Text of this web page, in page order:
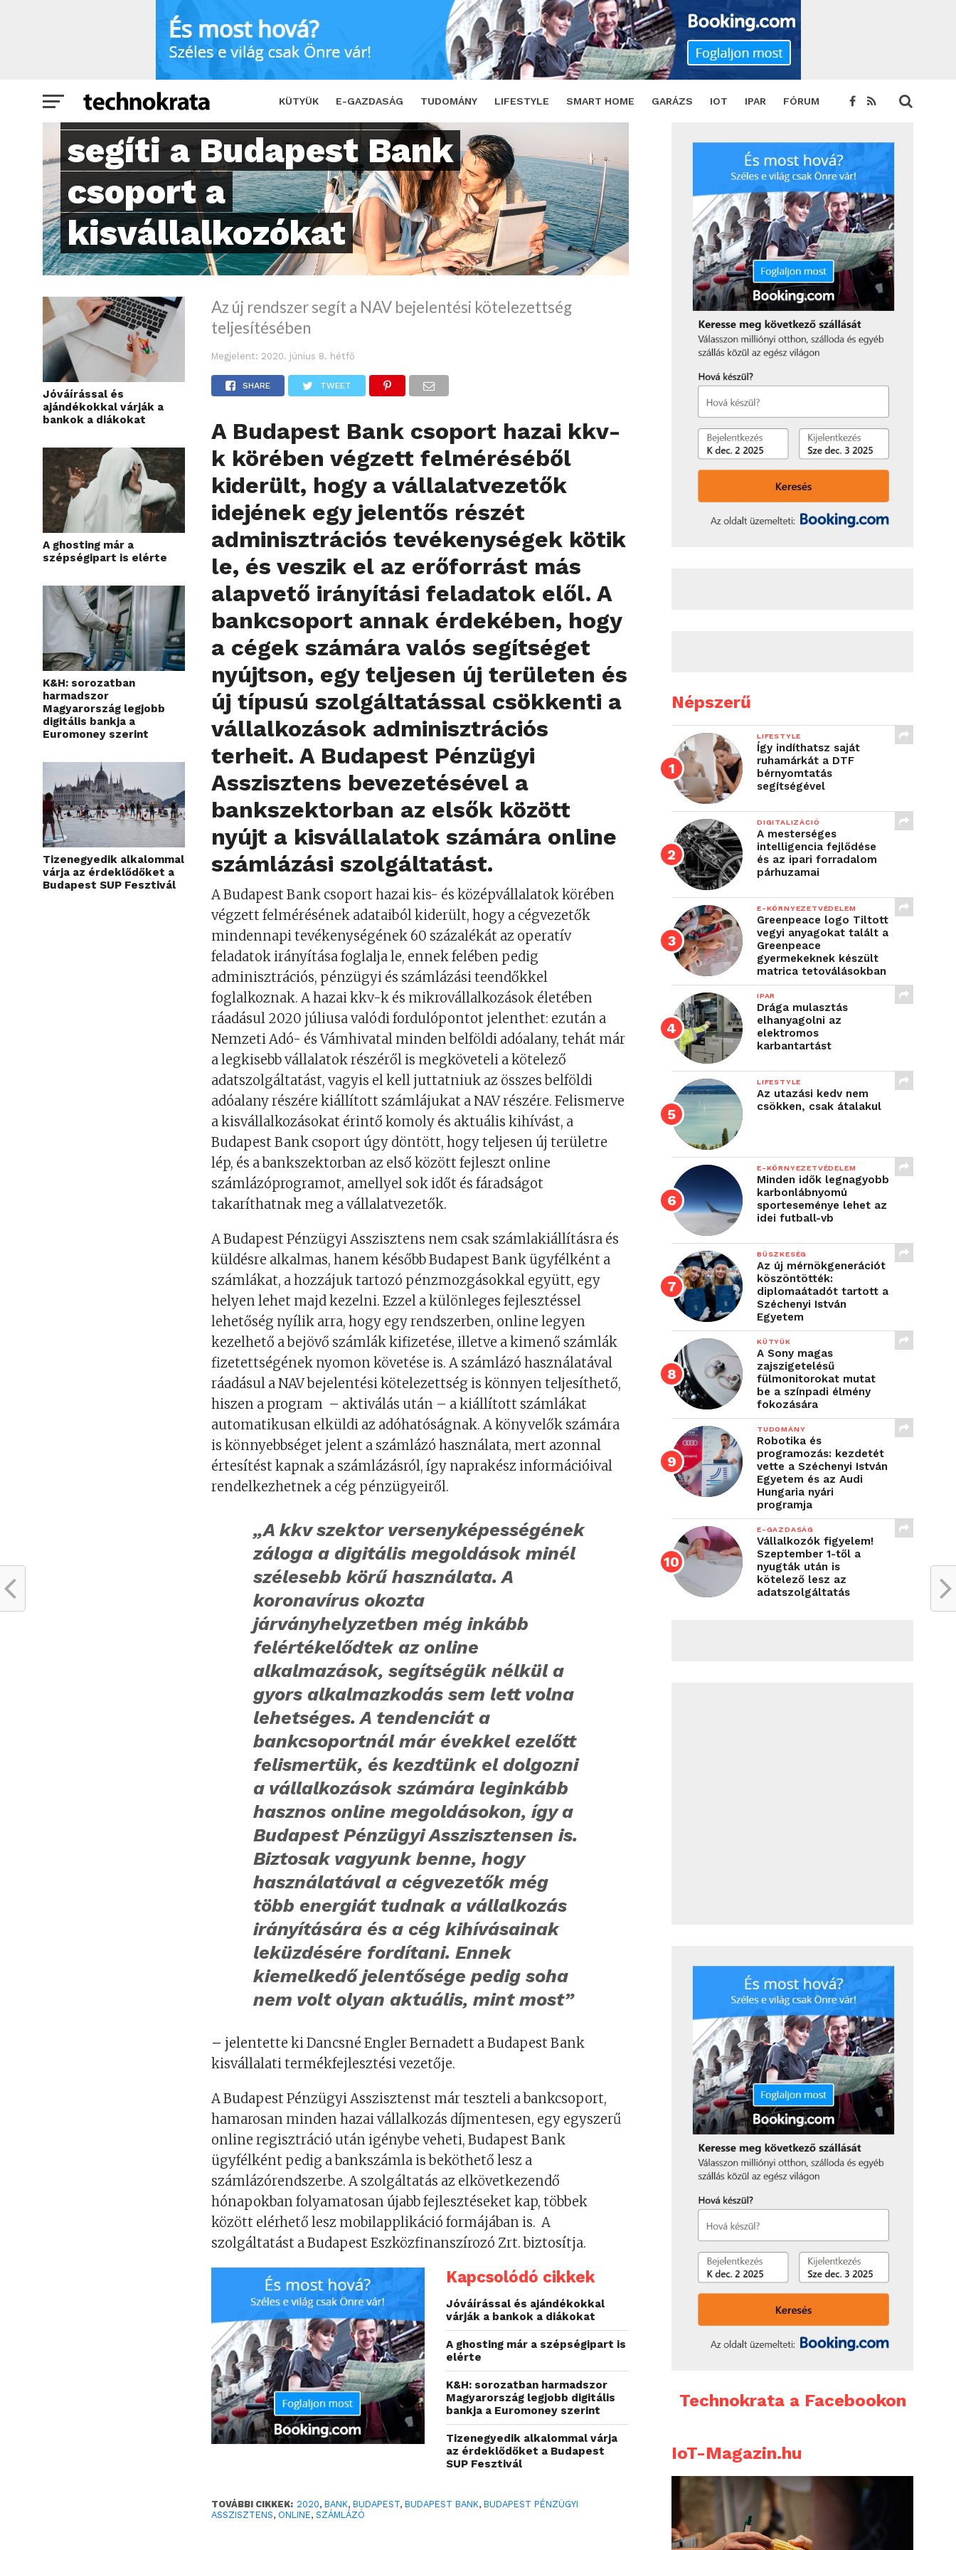
KÜTYÜK E-GAZDASÁG TUDOMÁNY LIFESTYLE SMART HOME GARÁZS IOT IPAR FÓRUM
Online számálázóval segíti a Budapest Bank csoport a kisvállalkozókat SHARE TWEET
Online számálázóval
segíti a Budapest Bank
csoport a
kisvállalkozókat
Jóváírással és
ajándékokkal várják a
bankok a diákokat
A ghosting már a
szépségipart is elérte
K&H: sorozatban
harmadszor
Magyarország legjobb
digitális bankja a
Euromoney szerint
Tizenegyedik alkalommal
várja az érdeklődőket a
Budapest SUP Fesztivál
Az új rendszer segít a NAV bejelentési kötelezettség
teljesítésében
Megjelent: 2020. június 8. hétfő
SHARE TWEET
A Budapest Bank csoport hazai kkv-
k körében végzett felméréséből
kiderült, hogy a vállalatvezetők
idejének egy jelentős részét
adminisztrációs tevékenységek kötik
le, és veszik el az erőforrást más
alapvető irányítási feladatok elől. A
bankcsoport annak érdekében, hogy
a cégek számára valós segítséget
nyújtson, egy teljesen új területen és
új típusú szolgáltatással csökkenti a
vállalkozások adminisztrációs
terheit. A Budapest Pénzügyi
Asszisztens bevezetésével a
bankszektorban az elsők között
nyújt a kisvállalatok számára online
számlázási szolgáltatást.
A Budapest Bank csoport hazai kis- és középvállalatok körében
végzett felmérésének adataiból kiderült, hogy a cégvezetők
mindennapi tevékenységének 60 százalékát az operatív
feladatok irányítása foglalja le, ennek felében pedig
adminisztrációs, pénzügyi és számlázási teendőkkel
foglalkoznak. A hazai kkv-k és mikrovállalkozások életében
ráadásul 2020 júliusa valódi fordulópontot jelenthet: ezután a
Nemzeti Adó- és Vámhivatal minden belföldi adóalany, tehát már
a legkisebb vállalatok részéről is megköveteli a kötelező
adatszolgáltatást, vagyis el kell juttatniuk az összes belföldi
adóalany részére kiállított számlájukat a NAV részére. Felismerve
a kisvállalkozásokat érintő komoly és aktuális kihívást, a
Budapest Bank csoport úgy döntött, hogy teljesen új területre
lép, és a bankszektorban az első között fejleszt online
számlázóprogramot, amellyel sok időt és fáradságot
takaríthatnak meg a vállalatvezetők.
A Budapest Pénzügyi Asszisztens nem csak számlakiállításra és
küldésre alkalmas, hanem később Budapest Bank ügyfélként a
számlákat, a hozzájuk tartozó pénzmozgásokkal együtt, egy
helyen lehet majd kezelni. Ezzel a különleges fejlesztéssel
lehetőség nyílik arra, hogy egy rendszerben, online legyen
kezelhető a bejövő számlák kifizetése, illetve a kimenő számlák
fizetettségének nyomon követése is. A számlázó használatával
ráadásul a NAV bejelentési kötelezettség is könnyen teljesíthető,
hiszen a program – aktiválás után – a kiállított számlákat
automatikusan elküldi az adóhatóságnak. A könyvelők számára
is könnyebbséget jelent a számlázó használata, mert azonnal
értesítést kapnak a számlázásról, így naprakész információival
rendelkezhetnek a cég pénzügyeiről.
„A kkv szektor versenyképességének
záloga a digitális megoldások minél
szélesebb körű használata. A
koronavírus okozta
járványhelyzetben még inkább
felértékelődtek az online
alkalmazások, segítségük nélkül a
gyors alkalmazkodás sem lett volna
lehetséges. A tendenciát a
bankcsoportnál már évekkel ezelőtt
felismertük, és kezdtünk el dolgozni
a vállalkozások számára leginkább
hasznos online megoldásokon, így a
Budapest Pénzügyi Asszisztensen is.
Biztosak vagyunk benne, hogy
használatával a cégvezetők még
több energiát tudnak a vállalkozás
irányítására és a cég kihívásainak
leküzdésére fordítani. Ennek
kiemelkedő jelentősége pedig soha
nem volt olyan aktuális, mint most”
– jelentette ki Dancsné Engler Bernadett a Budapest Bank
kisvállalati termékfejlesztési vezetője.
A Budapest Pénzügyi Asszisztenst már teszteli a bankcsoport,
hamarosan minden hazai vállalkozás díjmentesen, egy egyszerű
online regisztráció után igénybe veheti, Budapest Bank
ügyfélként pedig a bankszámla is beköthető lesz a
számlázórendszerbe. A szolgáltatás az elkövetkezendő
hónapokban folyamatosan újabb fejlesztéseket kap, többek
között elérhető lesz mobilapplikáció formájában is. A
szolgáltatást a Budapest Eszközfinanszírozó Zrt. biztosítja.
Kapcsolódó cikkek
Jóváírással és ajándékokkal
várják a bankok a diákokat
A ghosting már a szépségipart is
elérte
K&H: sorozatban harmadszor
Magyarország legjobb digitális
bankja a Euromoney szerint
Tizenegyedik alkalommal várja
az érdeklődőket a Budapest
SUP Fesztivál
TOVÁBBI CIKKEK: 2020,BANK,BUDAPEST,BUDAPEST BANK,BUDAPEST PÉNZÜGYI
ASSZISZTENS, ONLINE,SZÁMLÁZÓ
Népszerű
LIFESTYLE
Így indíthatsz saját
ruhamárkát a DTF
bérnyomtatás
segítségével
DIGITALIZÁCIÓ
A mesterséges
intelligencia fejlődése
és az ipari forradalom
párhuzamai
E-KÖRNYEZETVÉDELEM
Greenpeace logo Tiltott
vegyi anyagokat talált a
Greenpeace
gyermekeknek készült
matrica tetoválásokban
IPAR
Drága mulasztás
elhanyagolni az
elektromos
karbantartást
LIFESTYLE
Az utazási kedv nem
csökken, csak átalakul
E-KÖRNYEZETVÉDELEM
Minden idők legnagyobb
karbonlábnyomú
sporteseménye lehet az
idei futball-vb
BÜSZKESÉG
Az új mérnökgenerációt
köszöntötték:
diplomaátadót tartott a
Széchenyi István
Egyetem
KÜTYÜK
A Sony magas
zajszigetelésű
fülmonitorokat mutat
be a színpadi élmény
fokozására
TUDOMÁNY
Robotika és
programozás: kezdetét
vette a Széchenyi István
Egyetem és az Audi
Hungaria nyári
programja
E-GAZDASÁG
Vállalkozók figyelem!
Szeptember 1-től a
nyugták után is
kötelező lesz az
adatszolgáltatás
Technokrata a Facebookon
IoT-Magazin.hu